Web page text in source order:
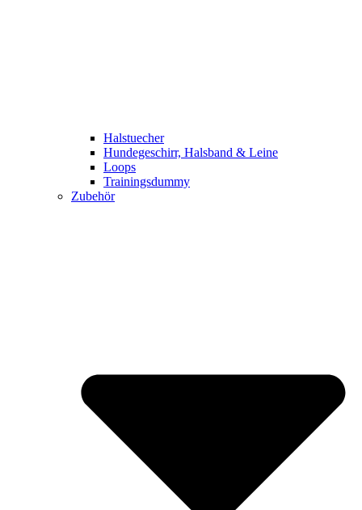
Halstuecher
Hundegeschirr, Halsband & Leine
Loops
Trainingsdummy
Zubehör